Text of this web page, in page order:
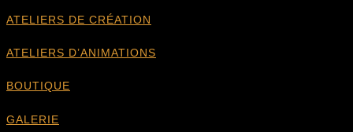
ATELIERS DE CRÉATION
ATELIERS D’ANIMATIONS
BOUTIQUE
GALERIE